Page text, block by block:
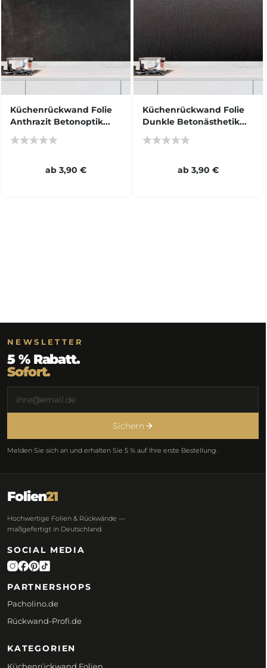
Küchenrückwand Folie
Anthrazit Betonoptik...
ab 3,90 €
Küchenrückwand Folie
Dunkle Betonästhetik...
ab 3,90 €
NEWSLETTER
5 % Rabatt.
Sofort.
Sichern
Melden Sie sich an und erhalten Sie 5 % auf Ihre erste Bestellung.
Folien21
Hochwertige Folien & Rückwände —
maßgefertigt in Deutschland.
SOCIAL MEDIA
PARTNERSHOPS
Pacholino.de
Rückwand-Profi.de
KATEGORIEN